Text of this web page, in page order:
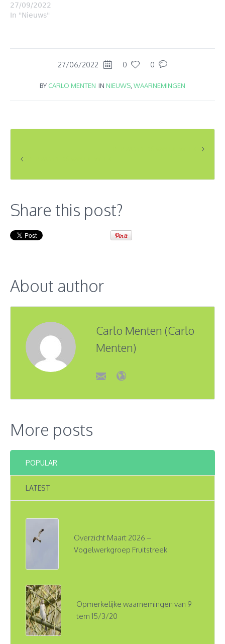
27/09/2022
In "Nieuws"
27/06/2022 0 0
BY CARLO MENTEN IN NIEUWS WAARNEMINGEN
Share this post?
About author
Carlo Menten (Carlo
Menten)
More posts
POPULAR
LATEST
Overzicht Maart 2026 –
Vogelwerkgroep Fruitstreek
Opmerkelijke waarnemingen van 9
tem 15/3/20